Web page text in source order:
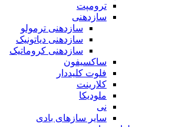
ترومپت
سازدهنی
سازدهنی ترمولو
سازدهنی دیاتونیک
سازدهنی کروماتیک
ساکسیفون
فلوت کلیددار
کلارینت
ملودیکا
نی
سایر سازهای بادی